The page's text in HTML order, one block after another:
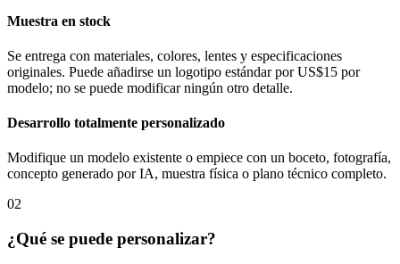
Muestra en stock
Se entrega con materiales, colores, lentes y especificaciones
originales. Puede añadirse un logotipo estándar por US$15 por
modelo; no se puede modificar ningún otro detalle.
Desarrollo totalmente personalizado
Modifique un modelo existente o empiece con un boceto, fotografía,
concepto generado por IA, muestra física o plano técnico completo.
02
¿Qué se puede personalizar?